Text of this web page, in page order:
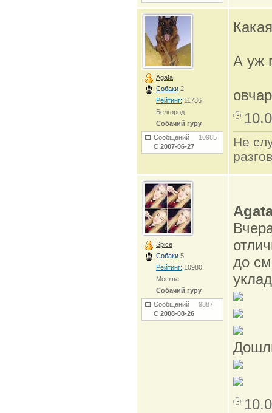
Agata
Собаки 2
Рейтинг: 11736
Белгород
Собачий гуру
Сообщений 10985
С 2007-06-27
А уж
Не
Spice
Собаки 5
Рейтинг: 10980
Москва
Собачий гуру
Сообщений 9387
С 2008-08-26
до